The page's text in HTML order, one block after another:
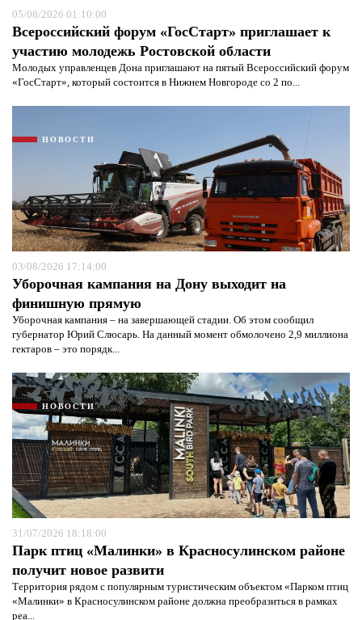
05/08/2026 01:10:00
Всероссийский форум «ГосСтарт» приглашает к
участию молодежь Ростовской области
Молодых управленцев Дона приглашают на пятый Всероссийский форум
«ГосСтарт», который состоится в Нижнем Новгороде со 2 по...
НОВОСТИ
03/08/2026 17:14:00
Уборочная кампания на Дону выходит на
финишную прямую
Уборочная кампания – на завершающей стадии. Об этом сообщил
губернатор Юрий Слюсарь. На данный момент обмолочено 2,9 миллиона
гектаров – это порядк...
НОВОСТИ
31/07/2026 18:18:00
Парк птиц «Малинки» в Красносулинском районе
получит новое развити
Территория рядом с популярным туристическим объектом «Парком птиц
«Малинки» в Красносулинском районе должна преобразиться в рамках
реа...